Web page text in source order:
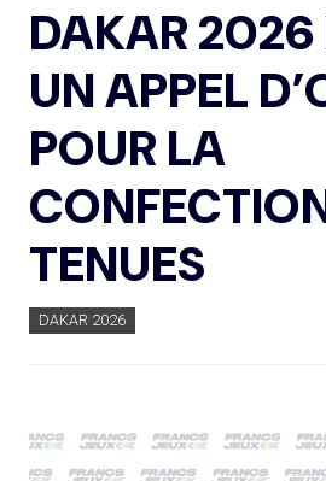
DAKAR 2026
UN APPEL
POUR LA
TENUES
DAKAR 2026